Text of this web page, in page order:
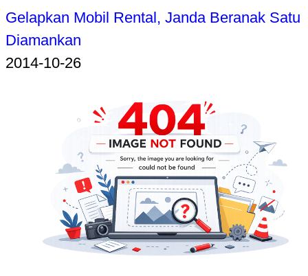
Gelapkan Mobil Rental, Janda Beranak Satu
Diamankan
2014-10-26